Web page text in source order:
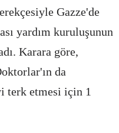
Gazze'de
yardım kuruluşunun
Karara göre,
da
terk etmesi için 1